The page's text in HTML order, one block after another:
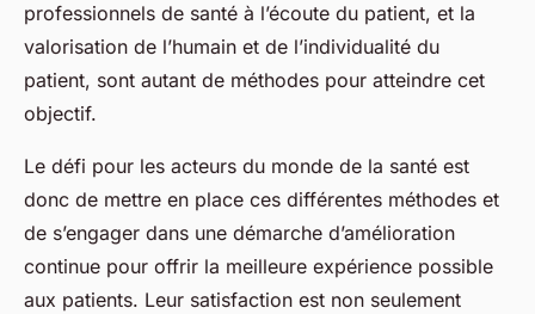
professionnels de santé à l’écoute du patient, et la
valorisation de l’humain et de l’individualité du
patient, sont autant de méthodes pour atteindre cet
objectif.
Le défi pour les acteurs du monde de la santé est
donc de mettre en place ces différentes méthodes et
de s’engager dans une démarche d’amélioration
continue pour offrir la meilleure expérience possible
aux patients. Leur satisfaction est non seulement